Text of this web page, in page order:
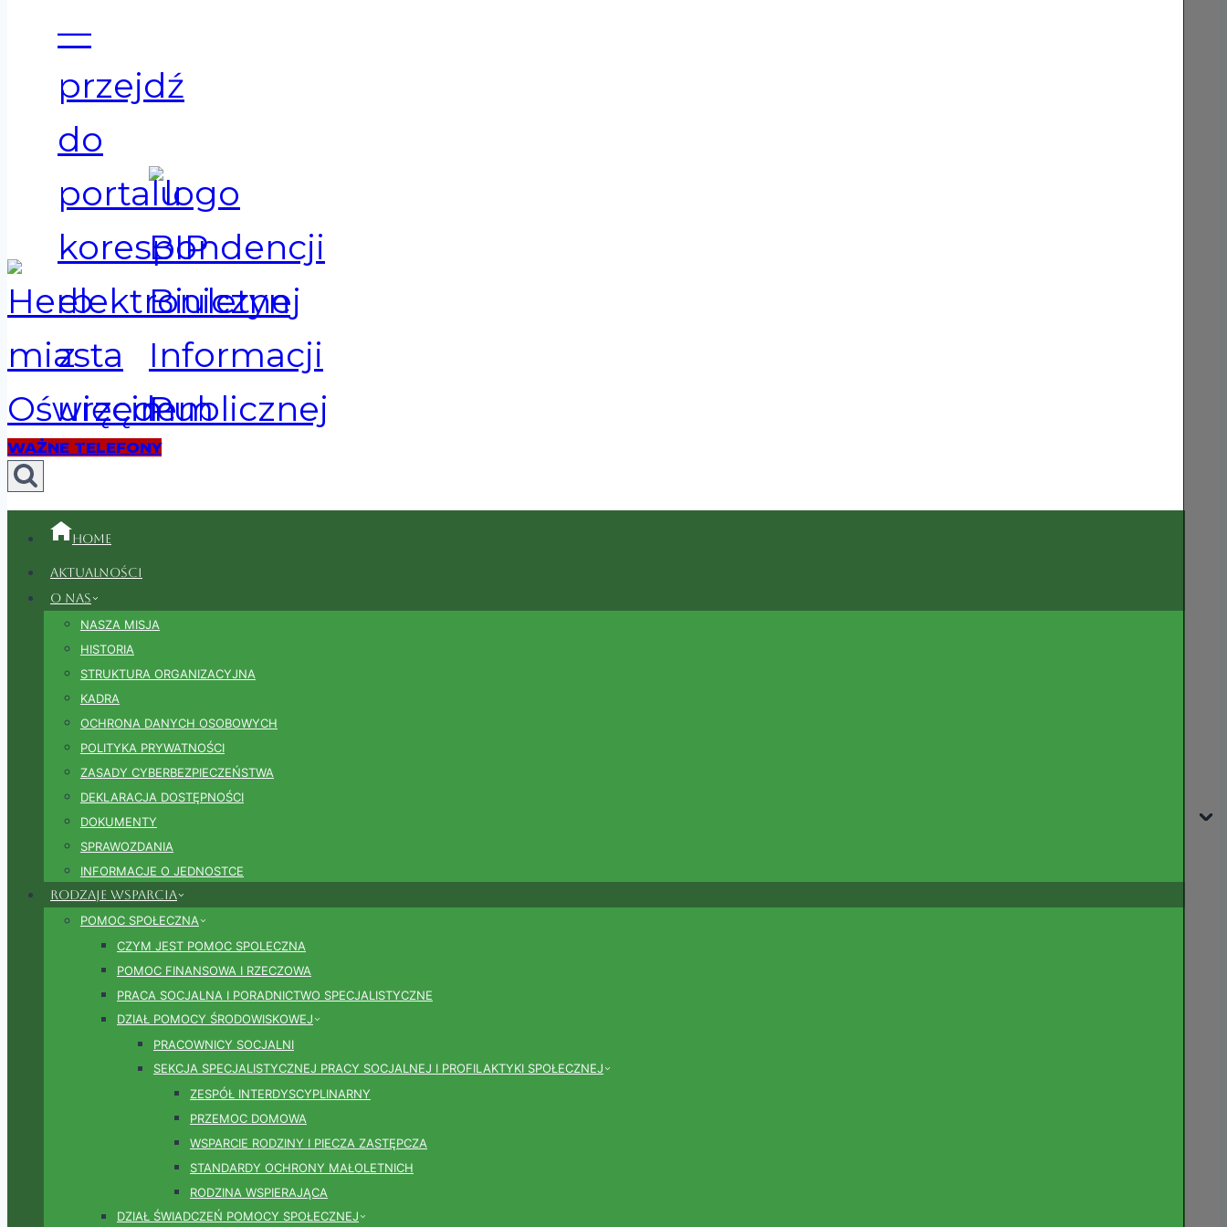
WAŻNE TELEFONY
Home
Aktualności
O nas
NASZA MISJA
HISTORIA
STRUKTURA ORGANIZACYJNA
KADRA
OCHRONA DANYCH OSOBOWYCH
POLITYKA PRYWATNOŚCI
ZASADY CYBERBEZPIECZEŃSTWA
DEKLARACJA DOSTĘPNOŚCI
DOKUMENTY
SPRAWOZDANIA
INFORMACJE O JEDNOSTCE
Rodzaje wsparcia
POMOC SPOŁECZNA
CZYM JEST POMOC SPOLECZNA
POMOC FINANSOWA I RZECZOWA
PRACA SOCJALNA I PORADNICTWO SPECJALISTYCZNE
DZIAŁ POMOCY ŚRODOWISKOWEJ
PRACOWNICY SOCJALNI
SEKCJA SPECJALISTYCZNEJ PRACY SOCJALNEJ I PROFILAKTYKI SPOŁECZNEJ
ZESPÓŁ INTERDYSCYPLINARNY
PRZEMOC DOMOWA
WSPARCIE RODZINY I PIECZA ZASTĘPCZA
STANDARDY OCHRONY MAŁOLETNICH
RODZINA WSPIERAJĄCA
DZIAŁ ŚWIADCZEŃ POMOCY SPOŁECZNEJ